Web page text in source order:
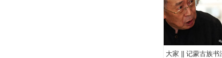
大家 || 记蒙古族书